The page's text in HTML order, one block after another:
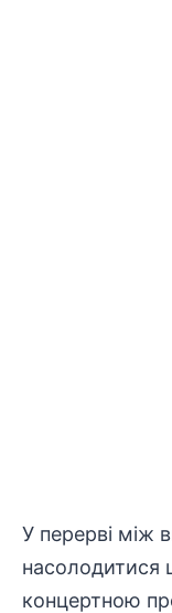
У перерві між
насолодитися
концертною